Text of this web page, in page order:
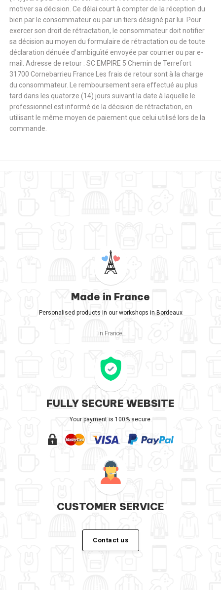
motiver sa décision. Ce délai court à compter de la réception du
bien par le consommateur ou par un tiers désigné par lui. Pour
exercer son droit de rétractation, le consommateur doit notifier
sa décision au moyen du formulaire de rétractation ou de toute
déclaration dénuée d’ambiguïté envoyée par courrier ou par e-
mail. Adresse de retour : SC EMPIRE 5 Chemin de Terrefort
31700 Cornebarrieu France Les frais de retour sont à la charge
du consommateur. Le remboursement sera effectué au plus
tard dans les quatorze (14) jours suivant la date à laquelle le
professionnel est informé de la décision de rétractation, en
utilisant le même moyen de paiement que celui utilisé lors de la
commande.
Made in France
Personalised products in our workshops in Bordeaux
in France.
FULLY SECURE WEBSITE
Your payment is 100% secure.
CUSTOMER SERVICE
Contact us